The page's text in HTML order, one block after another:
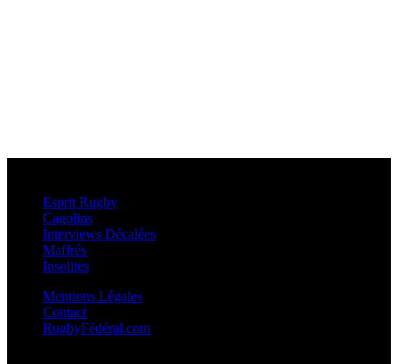
Esprit Rugby
Cagolins
Interviews Décalées
Maffrés
Insolites
Mentions Légales
Contact
RugbyFédéral.com